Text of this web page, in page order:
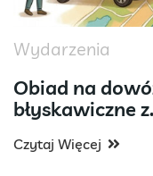
Wydarzenia
Obiad na
błyskawiczne
Czytaj Więcej